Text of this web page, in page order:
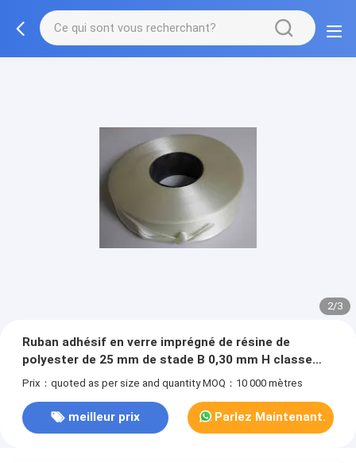
2/3
Ruban adhésif en verre imprégné de résine de
polyester de 25 mm de stade B 0,30 mm H classe
220.C Résistance thermique
Prix：quoted as per size and quantity MOQ：10 000 mètres
meilleur prix Parlez Maintenant.